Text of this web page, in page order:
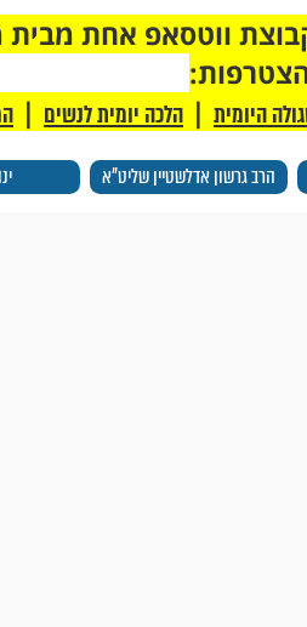
הרב גרשון אדלשטיין שליט"א
היומית | הלכה יומית לנשים |